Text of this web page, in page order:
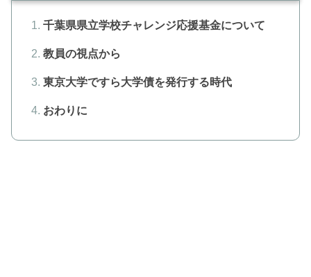
千葉県県立学校チャレンジ応援基金について
教員の視点から
東京大学ですら大学債を発行する時代
おわりに